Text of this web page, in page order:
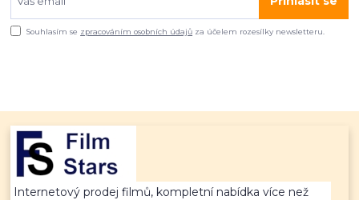
Souhlasím se zpracováním osobních údajů za účelem rozesílky newsletteru.
Internetový prodej filmů, kompletní nabídka více než